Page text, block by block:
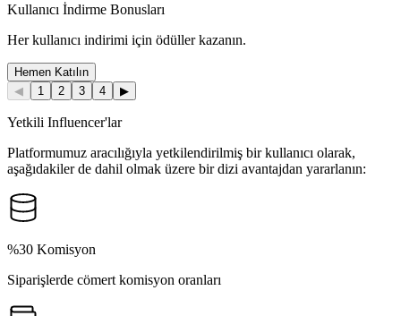
Kullanıcı İndirme Bonusları
Her kullanıcı indirimi için ödüller kazanın.
Hemen Katılın
◀
1 2 3 4 ▶
Yetkili Influencer'lar
Platformumuz aracılığıyla yetkilendirilmiş bir kullanıcı olarak,
aşağıdakiler de dahil olmak üzere bir dizi avantajdan yararlanın:
%30 Komisyon
Siparişlerde cömert komisyon oranları